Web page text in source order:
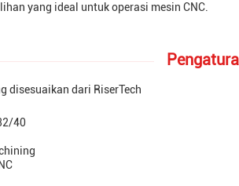
yang ideal untuk operasi mesin CNC.
disesuaikan dari RiserTech
40